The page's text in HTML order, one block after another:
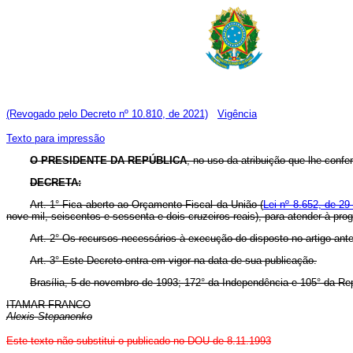
(Revogado pelo Decreto nº 10.810, de 2021) Vigência
Texto para impressão
O PRESIDENTE DA REPÚBLICA, no uso da atribuição que lhe
DECRETA:
Art. 1° Fica aberto ao Orçamento Fiscal da União (Lei nº 8.652, de
nove mil, seiscentos e sessenta e dois cruzeiros reais), para atender à
Art. 2° Os recursos necessários à execução do disposto no artigo
Art. 3° Este Decreto entra em vigor na data de sua publicação.
Brasília, 5 de novembro de 1993; 172° da Independência e 105° da
ITAMAR FRANCO
Alexis Stepanenko
Este texto não substitui o publicado no DOU de 8.11.1993